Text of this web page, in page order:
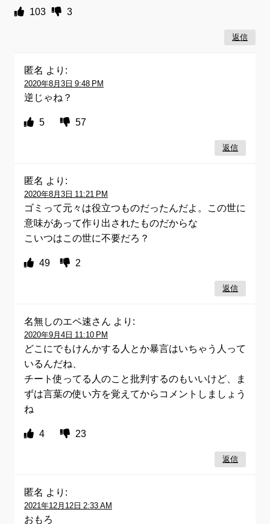
103 3
返信
匿名 より:
2020年8月3日 9:48 PM
逆じゃね？
5 57
返信
匿名 より:
2020年8月3日 11:21 PM
ゴミって元々は役立つものだったんだよ。この世に
意味があって作り出されたものだからな
こいつはこの世に不要だろ？
49 2
返信
名無しのエペ速さん より:
2020年9月4日 11:10 PM
どこにでもけんかする人とか暴言はいちゃう人って
いるんだね、
チート使ってる人のこと批判するのもいいけど、ま
ずは言葉の使い方を覚えてからコメントしましょう
ね
4 23
返信
匿名 より:
2021年12月12日 2:33 AM
おもろ